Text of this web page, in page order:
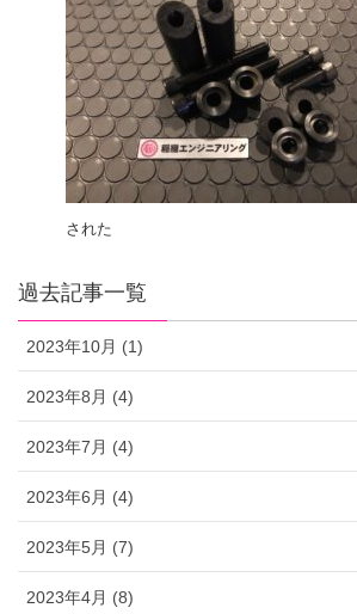
された
過去記事一覧
2023年10月 (1)
2023年8月 (4)
2023年7月 (4)
2023年6月 (4)
2023年5月 (7)
2023年4月 (8)